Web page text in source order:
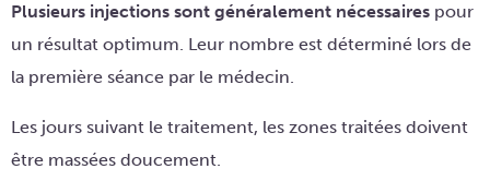
Plusieurs injections sont généralement nécessaires pour
un résultat optimum. Leur nombre est déterminé lors de
la première séance par le médecin.
Les jours suivant le traitement, les zones traitées doivent
être massées doucement.